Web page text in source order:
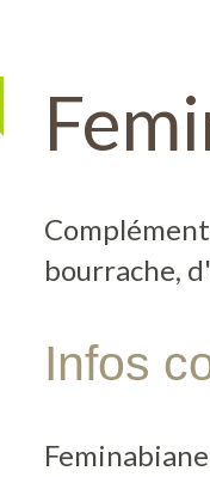
bourrache,
Infos